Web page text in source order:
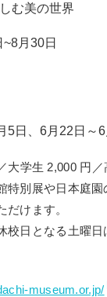
む美の世界
月30日
5日、6月22日～
大学生 2,000 円
別展や日本庭園
だけます。
日となる土曜日
museum.or.jp/